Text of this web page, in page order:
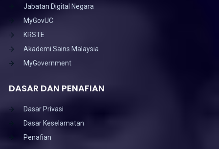
Jabatan Digital Negara
MyGovUC
KRSTE
Akademi Sains Malaysia
MyGovernment
DASAR DAN PENAFIAN
Dasar Privasi
Dasar Keselamatan
Penafian